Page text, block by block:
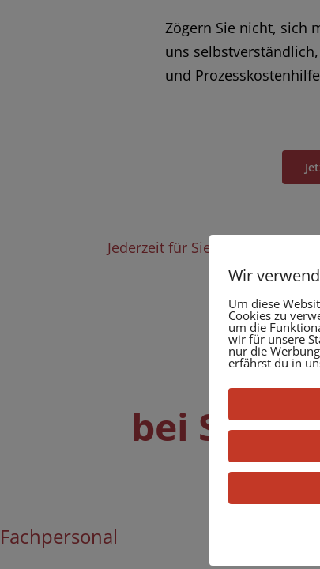
Zögern Sie nicht, sich
uns
und
Jederzeit für Sie erreichbar
bei
Fachpersonal
Wir
Um diese
Cookies zu
um die
wir für unsere
nur die
erfährst du in